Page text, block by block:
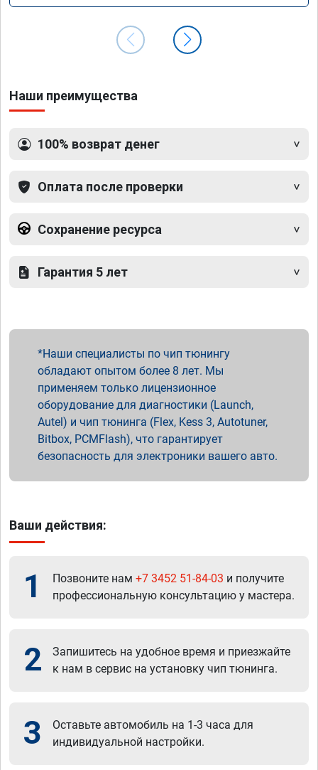
Наши преимущества
100% возврат денег
Оплата после проверки
Сохранение ресурса
Гарантия 5 лет
Наши специалисты по чип тюнингу
обладают опытом более 8 лет. Мы
применяем только лицензионное
оборудование для диагностики (Launch,
Autel) и чип тюнинга (Flex, Kess 3, Autotuner,
Bitbox, PCMFlash), что гарантирует
безопасность для электроники вашего авто.
Ваши действия:
1 Позвоните нам +7 3452 51-84-03 и получите
профессиональную консультацию у мастера.
2
Запишитесь на удобное время и приезжайте
к нам в сервис на установку чип тюнинга.
3
Оставьте автомобиль на 1-3 часа для
индивидуальной настройки.